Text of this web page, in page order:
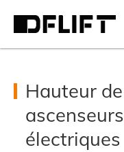
Hauteur
électriques